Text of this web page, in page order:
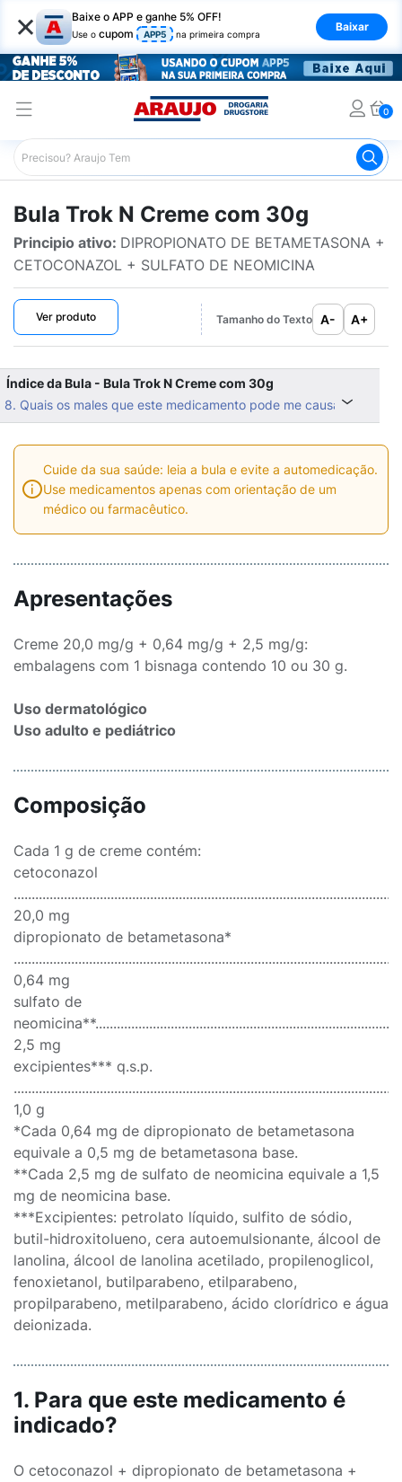
× Baixe o APP e ganhe 5% OFF!
Use o cupom APP5 na primeira compra
Baixar
0
Araujo Bulário Araujo
Bula Trok N Creme com 30g
Principio ativo: DIPROPIONATO DE BETAMETASONA +
CETOCONAZOL + SULFATO DE NEOMICINA
Ver produto Tamanho do Texto A- A+
Índice da Bula - Bula Trok N Creme com 30g
8. Quais os males que este medicamento pode me causar?
Cuide da sua saúde: leia a bula e evite a automedicação.
Use medicamentos apenas com orientação de um
médico ou farmacêutico.
Apresentações
Creme 20,0 mg/g + 0,64 mg/g + 2,5 mg/g:
embalagens com 1 bisnaga contendo 10 ou 30 g.
Uso dermatológico
Uso adulto e pediátrico
Composição
Cada 1 g de creme contém:
cetoconazol
20,0 mg
dipropionato de betametasona*
0,64 mg
sulfato de
2,5 mg
excipientes*** q.s.p.
1,0 g
*Cada 0,64 mg de dipropionato de betametasona
equivale a 0,5 mg de betametasona base.
**Cada 2,5 mg de sulfato de neomicina equivale a 1,5
mg de neomicina base.
***Excipientes: petrolato líquido, sulfito de sódio,
butil-hidroxitolueno, cera autoemulsionante, álcool de
lanolina, álcool de lanolina acetilado, propilenoglicol,
fenoxietanol, butilparabeno, etilparabeno,
propilparabeno, metilparabeno, ácido clorídrico e água
deionizada.
1. Para que este medicamento é
indicado?
O cetoconazol + dipropionato de betametasona +